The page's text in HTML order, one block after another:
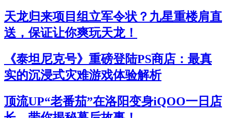
天龙归来项目组立军令状？九星重楼肩直
送，保证让你爽玩天龙！
《泰坦尼克号》重磅登陆PS商店：最真
实的沉浸式灾难游戏体验解析
顶流UP“老番茄”在洛阳变身iQOO一日店